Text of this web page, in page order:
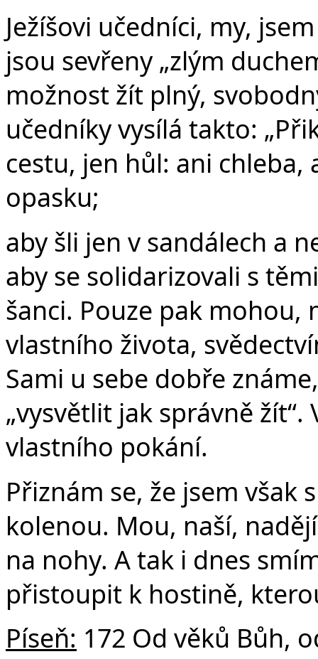
Ježíšovi učedníci, my,
jsou sevřeny „zlým
možnost žít plný,
učedníky vysílá takto:
cestu, jen hůl: ani
opasku;
aby šli jen v sandálech a
aby se solidarizovali s
šanci. Pouze pak mohou,
vlastního života,
Sami u sebe dobře
„vysvětlit jak správně
vlastního pokání.
Přiznám se, že jsem však
kolenou. Mou, naší,
na nohy. A tak i dnes
přistoupit k hostině,
Píseň: 172 Od věků Bůh,